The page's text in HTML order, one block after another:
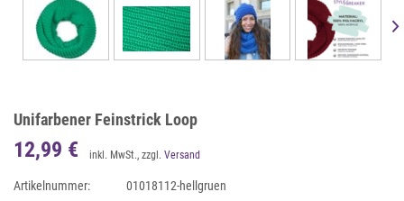
Unifarbener Feinstrick Loop
12,99 € inkl. MwSt., zzgl. Versand
Artikelnummer:
01018112-hellgruen